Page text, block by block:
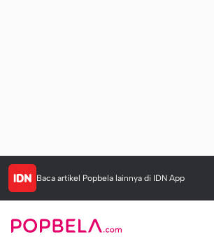
Baca artikel Popbela lainnya di IDN App